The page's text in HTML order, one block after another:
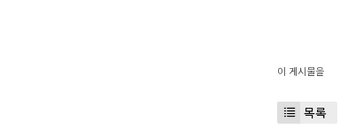
이 게시물을
목록